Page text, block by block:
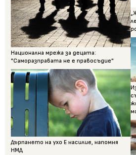
Национална мрежа за децата:
"Саморазправата не е правосъдие"
Дърпането на ухо Е насилие, напомня
НМД